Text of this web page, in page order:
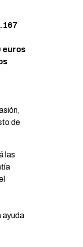
euros
de
las
ayuda